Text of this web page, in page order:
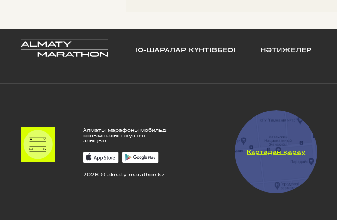
IС-ШАРАЛАР КҮНТІЗБЕСI НӘТИЖЕЛЕР
Алматы марафоны мобильді
қосымшасын жүктеп
алыңыз
2026 © almaty-marathon.kz
Картадан қарау